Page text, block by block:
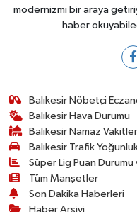
modernizmi bir araya
haber
Balıkesir Nöbetçi
Balıkesir Hava Durumu
Balıkesir Namaz
Balıkesir Trafik
Süper Lig Puan Durumu
Tüm Manşetler
Son Dakika Haberleri
Haber Arşivi